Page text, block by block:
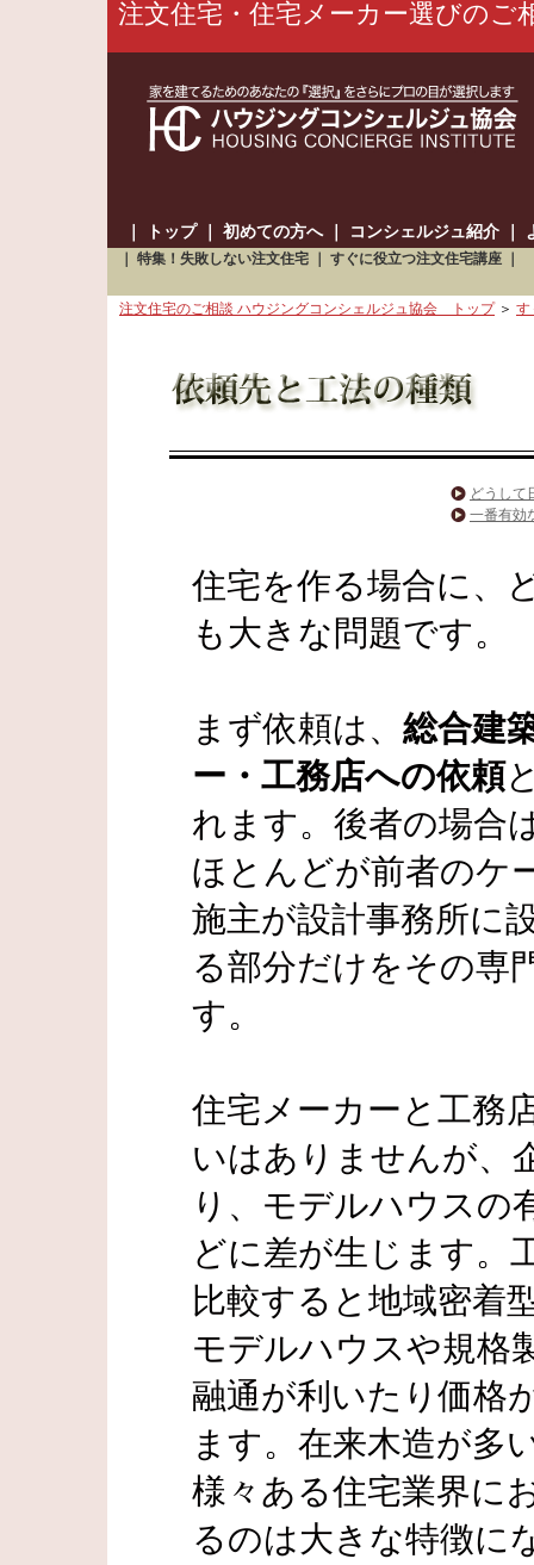
注文住宅・住宅メーカー選びのご
トップ｜ 初めての方へ｜ コンシェルジュ紹介
特集！失敗しない注文住宅 すぐに役立つ注文住宅講座
注文住宅のご相談 ハウジングコンシェルジュ協会 トップ＞ す
どうして
一番有効
住宅を作る場合に、
も大きな問題です。
まず依頼は、 総合建
ー・工務店への依頼
れます。後者の場合
ほとんどが前者のケ
施主が設計事務所に
る部分だけをその専
す。
住宅メーカーと工務
いはありませんが、
り、モデルハウスの
どに差が生じます。
比較すると地域密着
モデルハウスや規格
融通が利いたり価格
ます。在来木造が多
様々ある住宅業界に
るのは大きな特徴に